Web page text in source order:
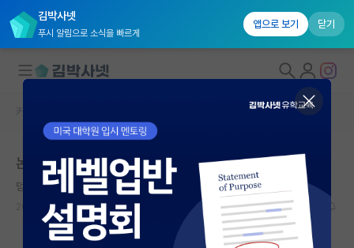
김박사넷
푸시 알림으로 소식을 빠르게
앱으로 보기 닫기
대학원생 모집
국내대학원 정보
연구실&오픈랩
커뮤니티
커뮤니티 홈
논문 없이 박사 졸업..
덤덤한 공자
2024.05.12 10 8766